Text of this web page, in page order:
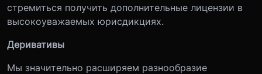
стремиться получить дополнительные лицензии в
высокоуважаемых юрисдикциях.
Деривативы
Мы значительно расширяем разнообразие